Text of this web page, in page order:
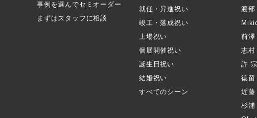
事例を選んでセミオーダー
まずはスタッフに相談
就任・昇進祝い
竣工・落成祝い
上場祝い
個展開催祝い
誕生日祝い
結婚祝い
すべてのシーン
渡部
前澤
志村
許
徳留
近藤
杉浦